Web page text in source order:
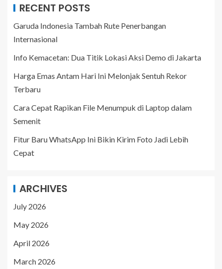
RECENT POSTS
Garuda Indonesia Tambah Rute Penerbangan
Internasional
Info Kemacetan: Dua Titik Lokasi Aksi Demo di Jakarta
Harga Emas Antam Hari Ini Melonjak Sentuh Rekor
Terbaru
Cara Cepat Rapikan File Menumpuk di Laptop dalam
Semenit
Fitur Baru WhatsApp Ini Bikin Kirim Foto Jadi Lebih
Cepat
ARCHIVES
July 2026
May 2026
April 2026
March 2026